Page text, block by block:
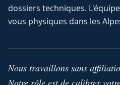
dossiers techniques.
vous physiques dans les
Nous travaillons sans
Notre rôle est de calibrer